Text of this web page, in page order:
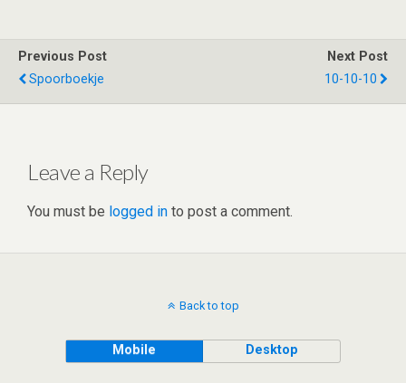
er dI
n
p
o
Previous Post
Spoorboekje
Next Post
10-10-10
Leave a Reply
You must be logged in to post a comment.
Back to top
Mobile Desktop